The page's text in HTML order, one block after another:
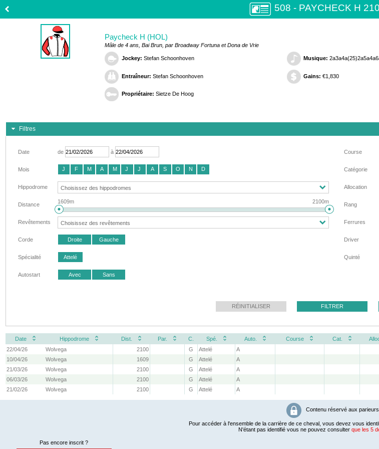
508 - PAYCHECK H
Paycheck H (HOL)
Mâle de 4 ans, Bai Brun, par Broadway Fortuna et Dona de Vrie
Jockey: Stefan Schoonhoven
Entraîneur: Stefan Schoonhoven
Propriétaire: Sietze De Hoog
Musique:
Gains: €1,830
Filtres
Date de à
Mois J F M A M J J A S O N D
Hippodrome
Distance 1609m 2100m
Revêtements
Corde Droite Gauche
Spécialité Attelé
Autostart Avec Sans
Course
Catégorie
Allocation
Rang
Ferrures
Driver
Quinté
RÉINITIALISER FILTRER
Date Hippodrome Dist. Par. C. Spé. Auto. Course Cat.
22/04/26
Wolvega 2100 G Attelé A
10/04/26
Wolvega 1609 G Attelé A
21/03/26
Wolvega 2100 G Attelé A
06/03/26
Wolvega 2100 G Attelé A
21/02/26
Wolvega 2100 G Attelé A
Contenu réservé aux
Pour accéder à l'ensemble de la carrière de ce cheval, vous devez vous
N'étant pas identifié vous ne pouvez consulter que les 5
Pas encore inscrit ?